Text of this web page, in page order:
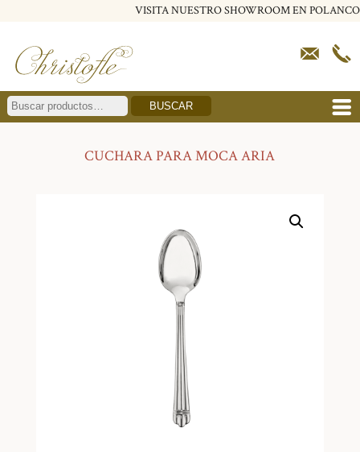
VISITA NUESTRO SHOWROOM EN POLANCO
BUSCAR
CUCHARA PARA MOCA ARIA